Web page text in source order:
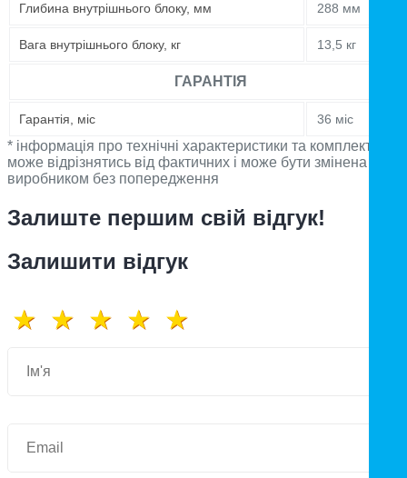
Глибина внутрішнього блоку, мм 288 мм
Вага внутрішнього блоку, кг 13,5 кг
ГАРАНТІЯ
Гарантія, міс 36 міс
* інформація про технічні характеристики та комплектацію
може відрізнятись від фактичних і може бути змінена
виробником без попередження
Залиште першим свій відгук!
Залишити відгук